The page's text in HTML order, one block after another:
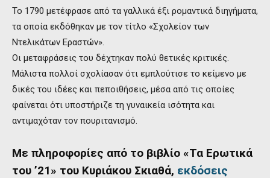
Το 1790 μετέφρασε από τα γαλλικά έξι ρομαντικά διηγήματα,
τα οποία εκδόθηκαν με τον τίτλο «Σχολείον των
Ντελικάτων Εραστών».
Οι μεταφράσεις του δέχτηκαν πολύ θετικές κριτικές.
Μάλιστα πολλοί σχολίασαν ότι εμπλούτισε το κείμενο με
δικές του ιδέες και πεποιθήσεις, μέσα από τις οποίες
φαίνεται ότι υποστήριζε τη γυναικεία ισότητα και
αντιμαχόταν τον πουριτανισμό.
Με πληροφορίες από το βιβλίο «Τα Ερωτικά
του ’21» του Κυριάκου Σκιαθά, εκδόσεις